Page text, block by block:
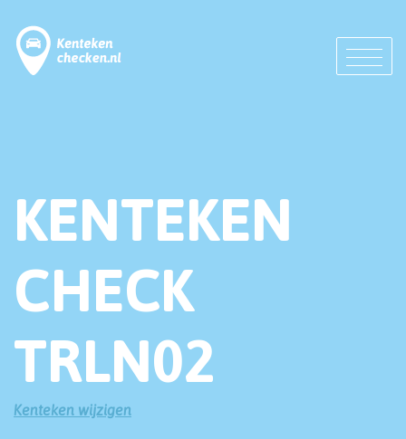
KENTEKEN
CHECK
TRLN02
Kenteken wijzigen